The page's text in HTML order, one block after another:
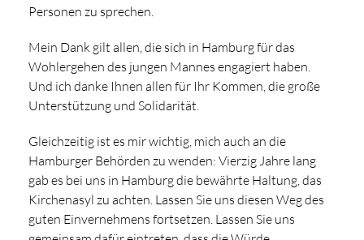
Personen zu sprechen.
Mein Dank gilt allen, die sich in Hamburg für das
Wohlergehen des jungen Mannes engagiert haben.
Und ich danke Ihnen allen für Ihr Kommen, die große
Unterstützung und Solidarität.
Gleichzeitig ist es mir wichtig, mich auch an die
Hamburger Behörden zu wenden: Vierzig Jahre lang
gab es bei uns in Hamburg die bewährte Haltung, das
Kirchenasyl zu achten. Lassen Sie uns diesen Weg des
guten Einvernehmens fortsetzen. Lassen Sie uns